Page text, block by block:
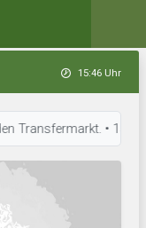
15:46 Uhr
• 15:42